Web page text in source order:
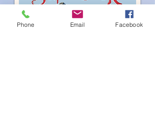
Phone Email Facebook